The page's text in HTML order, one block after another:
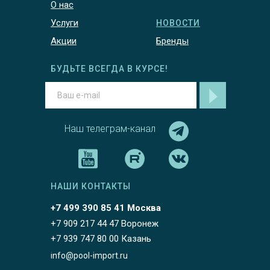
О нас
Услуги
Акции
НОВОСТИ
Бренды
Наш телеграм-канал
БУДЬТЕ ВСЕГДА В КУРСЕ!
+7 499 390 85 41 Москва
НАШИ КОНТАКТЫ
+7 909 217 44 47 Воронеж
+7 939 747 80 00 Казань
info@pool-import.ru